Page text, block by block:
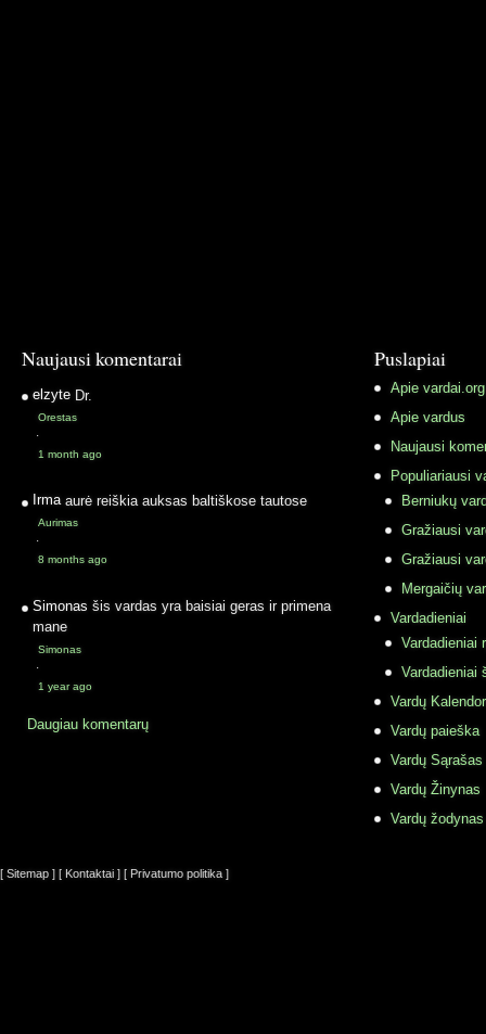
Naujausi komentarai
elzyte Dr.
Orestas
·
1 month ago
Irma aurė reiškia auksas baltiškose tautose
Aurimas
·
8 months ago
Simonas šis vardas yra baisiai geras ir primena
mane
Simonas
·
1 year ago
Daugiau komentarų
Puslapiai
Apie vardai.org
Apie vardus
Naujausi
Populiariausi
Berniukų
Gražiausi
Gražiausi
Mergaičių
Vardadieniai
Vardadieniai
Vardadieniai
Vardų
Vardų paieška
Vardų Sąrašas
Vardų Žinynas
Vardų
[ Sitemap ] [ Kontaktai ] [ Privatumo politika ]